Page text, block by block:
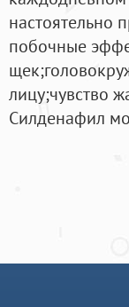
настоятельно
побочные
лицу;чувство
Силденафил